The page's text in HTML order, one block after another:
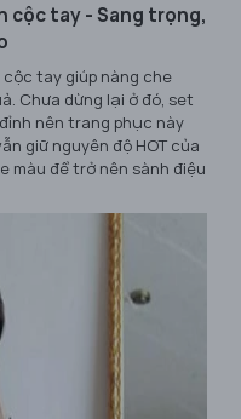
cộc tay - Sang trọng,
tay giúp nàng che
Chưa dừng lại ở đó, set
nên trang phục này
giữ nguyên độ HOT của
màu để trở nên sành điệu